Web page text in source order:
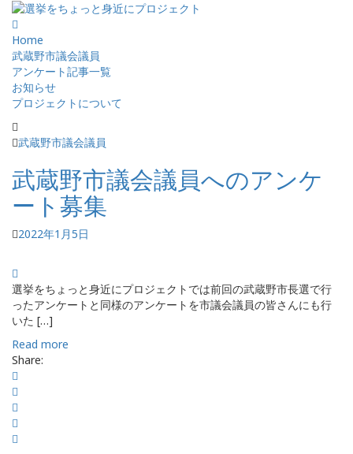
Home
武蔵野市議会議員
アンケート記事一覧
お知らせ
プロジェクトについて
武蔵野市議会議員
武蔵野市議会議員へのアンケ
ート募集
2022年1月5日
選挙をちょっと身近にプロジェクトでは前回の武蔵野市長選で行
ったアンケートと同様のアンケートを市議会議員の皆さんにも行
いた […]
Read more
Share: